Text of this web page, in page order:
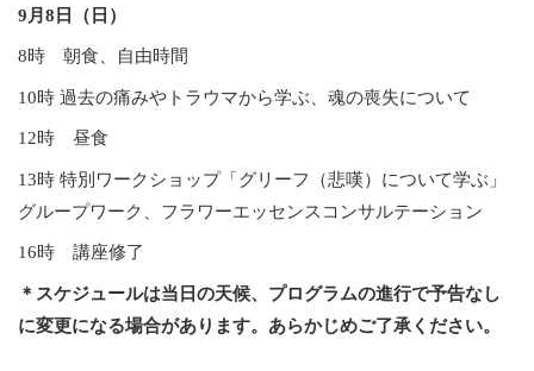
9月8日（日）
8時 朝食、自由時間
10時 過去の痛みやトラウマから学ぶ、魂の喪失について
12時 昼食
13時 特別ワークショップ「グリーフ（悲嘆）について学ぶ」
グループワーク、フラワーエッセンスコンサルテーション
16時 講座修了
＊スケジュールは当日の天候、プログラムの進行で予告なし
に変更になる場合があります。あらかじめご了承ください。